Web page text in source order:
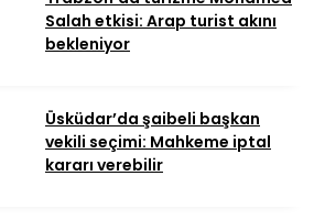
Salah etkisi: Arap turist akını
bekleniyor
Üsküdar’da şaibeli başkan
vekili seçimi: Mahkeme iptal
kararı verebilir